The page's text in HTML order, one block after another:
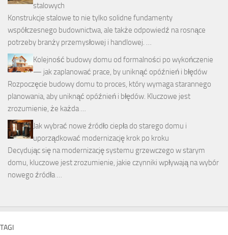
stalowych
Konstrukcje stalowe to nie tylko solidne fundamenty
współczesnego budownictwa, ale także odpowiedź na rosnące
potrzeby branży przemysłowej i handlowej. …
Kolejność budowy domu od formalności po wykończenie
— jak zaplanować prace, by uniknąć opóźnień i błędów
Rozpoczęcie budowy domu to proces, który wymaga starannego
planowania, aby uniknąć opóźnień i błędów. Kluczowe jest
zrozumienie, że każda …
Jak wybrać nowe źródło ciepła do starego domu i
uporządkować modernizację krok po kroku
Decydując się na modernizację systemu grzewczego w starym
domu, kluczowe jest zrozumienie, jakie czynniki wpływają na wybór
nowego źródła …
TAGI